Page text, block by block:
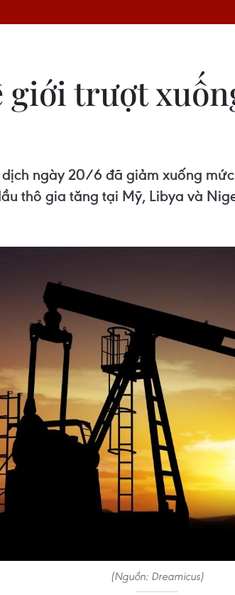
giới trượt
ngày 20/6 đã giảm xuống
thô gia tăng tại Mỹ, Libya và
(Nguồn: Dreamicus)